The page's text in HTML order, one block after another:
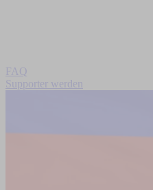
FAQ
Supporter werden